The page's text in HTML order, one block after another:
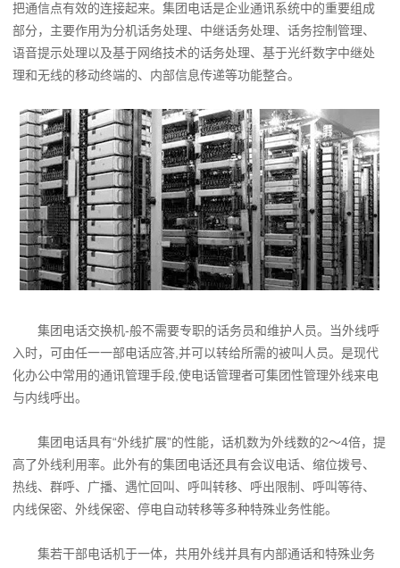
把通信点有效的连接起来。集团电话是企业通讯系统中的重要组成
部分，主要作用为分机话务处理、中继话务处理、话务控制管理、
语音提示处理以及基于网络技术的话务处理、基于光纤数字中继处
理和无线的移动终端的、内部信息传递等功能整合。
集团电话交换机-般不需要专职的话务员和维护人员。当外线呼
入时，可由任一一部电话应答,并可以转给所需的被叫人员。是现代
化办公中常用的通讯管理手段,使电话管理者可集团性管理外线来电
与内线呼出。
集团电话具有“外线扩展”的性能，话机数为外线数的2～4倍，提
高了外线利用率。此外有的集团电话还具有会议电话、缩位拨号、
热线、群呼、广播、遇忙回叫、呼叫转移、呼出限制、呼叫等待、
内线保密、外线保密、停电自动转移等多种特殊业务性能。
集若干部电话机于一体，共用外线并具有内部通话和特殊业务